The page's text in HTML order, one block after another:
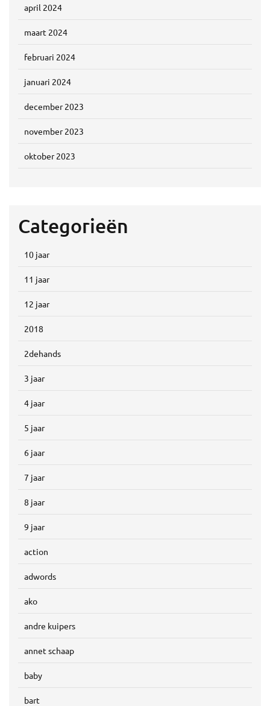
april 2024
maart 2024
februari 2024
januari 2024
december 2023
november 2023
oktober 2023
Categorieën
10 jaar
11 jaar
12 jaar
2018
2dehands
3 jaar
4 jaar
5 jaar
6 jaar
7 jaar
8 jaar
9 jaar
action
adwords
ako
andre kuipers
annet schaap
baby
bart